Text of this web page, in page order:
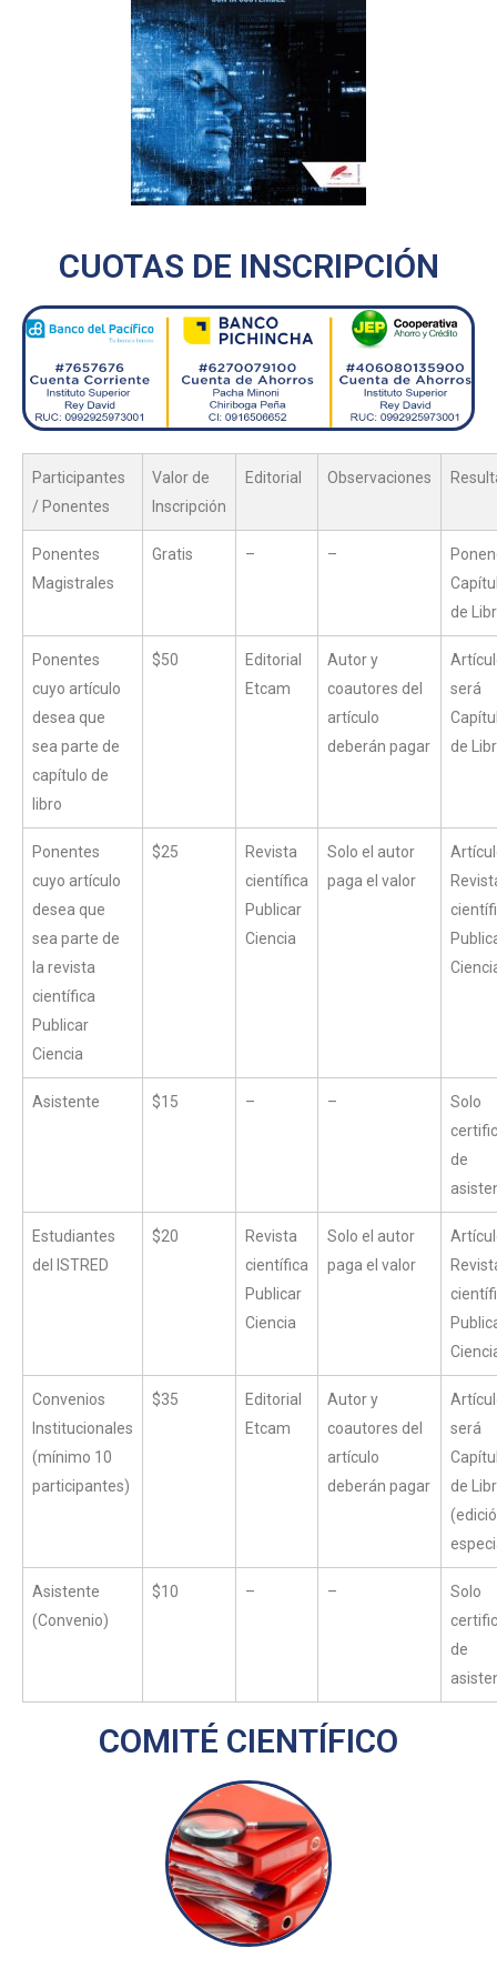
CUOTAS DE INSCRIPCIÓN
Participantes
/ Ponentes
Valor de
Inscripción
Editorial Observaciones
Ponentes
Magistrales
Gratis – –
de
Ponentes
cuyo artículo
desea que
sea parte de
capítulo de
libro
$50
Editorial
Etcam
Autor y
coautores del
artículo
deberán pagar
será
de
Ponentes
cuyo artículo
desea que
sea parte de
la revista
científica
Publicar
Ciencia
$25
Revista
científica
Publicar
Ciencia
Solo el autor
paga el valor
Asistente $15 – –
Solo
de
Estudiantes
del ISTRED
$20
Revista
científica
Publicar
Ciencia
Solo el autor
paga el valor
Convenios
Institucionales
(mínimo 10
participantes)
$35
Editorial
Etcam
Autor y
coautores del
artículo
deberán pagar
será
de
Asistente
(Convenio)
$10 – –
Solo
de
COMITÉ CIENTÍFICO